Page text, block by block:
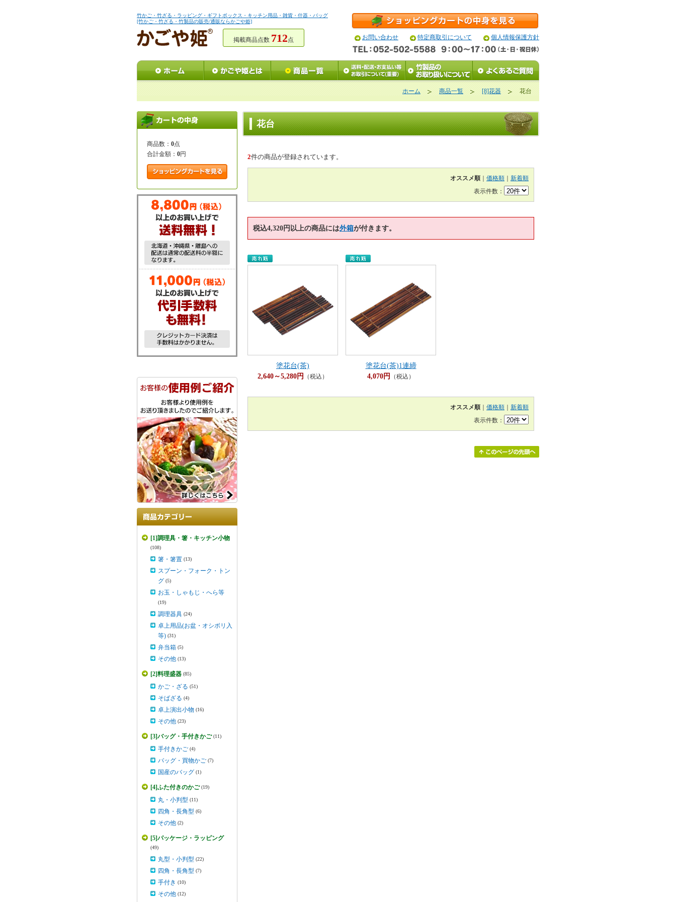
竹かご・竹ざる・ラッピング・ギフトボックス・キッチン用品・雑貨・什器・バッグ
[竹かご・竹ざる・竹製品の販売/通販ならかごや姫]
お問い合わせ 特定商取引について 個人情報保護方針
掲載商品点数 712点
ホーム 商品一覧 [8]花器 花台
商品数： 0点
合計金額： 0円
[1]調理具・箸・キッチン小物
(108)
箸・箸置 (13)
スプーン・フォーク・トン
グ (5)
お玉・しゃもじ・へら等
(19)
調理器具 (24)
卓上用品(お盆・オシボリ入
等) (31)
弁当箱 (5)
その他 (13)
[2]料理盛器 (85)
かご・ざる (51)
そばざる (4)
卓上演出小物 (16)
その他 (23)
[3]バッグ・手付きかご (11)
手付きかご (4)
バッグ・買物かご (7)
国産のバッグ (1)
[4]ふた付きのかご (19)
丸・小判型 (11)
四角・長角型 (6)
その他 (2)
[5]パッケージ・ラッピング
(49)
丸型・小判型 (22)
四角・長角型 (7)
手付き (10)
その他 (12)
花台
2件の商品が登録されています。
オススメ順 価格順
新着順
表示件数：
税込4,320円以上の商品には外箱が付きます。
塗花台(茶)
2,640～5,280円
（税込）
塗花台(茶)1連締
4,070円
（税込）
オススメ順 価格順
新着順
表示件数：